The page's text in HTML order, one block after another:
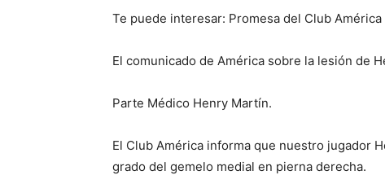
Te puede interesar: Promesa del Club
El comunicado de América sobre la lesión de
Parte Médico Henry Martín.
El Club América informa que nuestro jugador
grado del gemelo medial en pierna derecha.